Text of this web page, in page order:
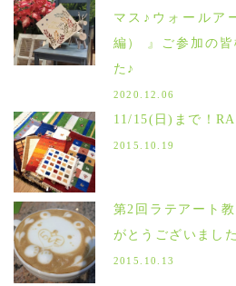
マス♪ウォールア
編） 』ご参加の
た♪
2020.12.06
11/15(日)まで！
2015.10.19
第2回ラテアート
がとうございました
2015.10.13